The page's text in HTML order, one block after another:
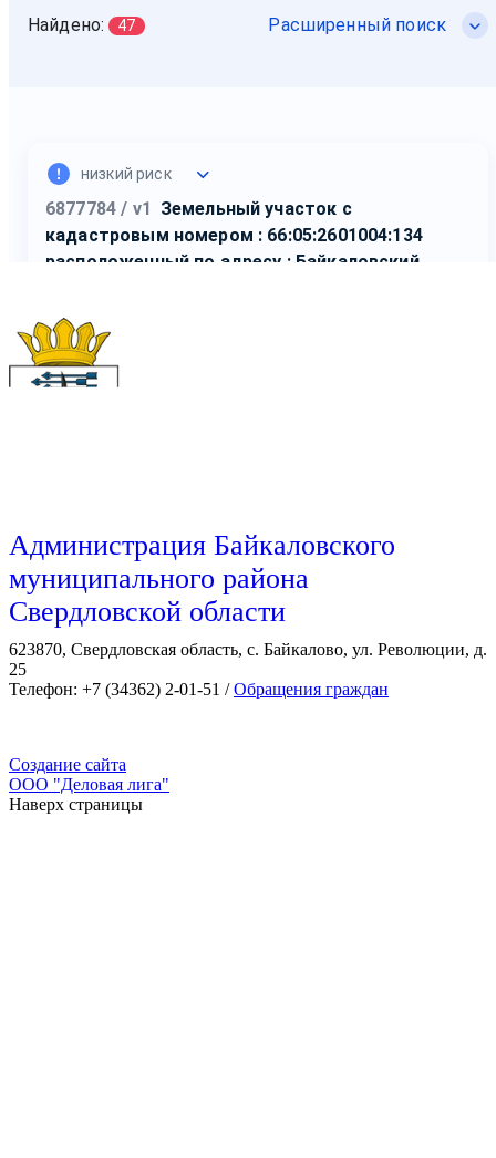
Администрация Байкаловского
муниципального района
Свердловской области
623870, Свердловская область, с. Байкалово, ул. Революции, д.
25
Телефон: +7 (34362) 2-01-51 /Обращения граждан
Создание сайта
ООО "Деловая лига"
Наверх страницы